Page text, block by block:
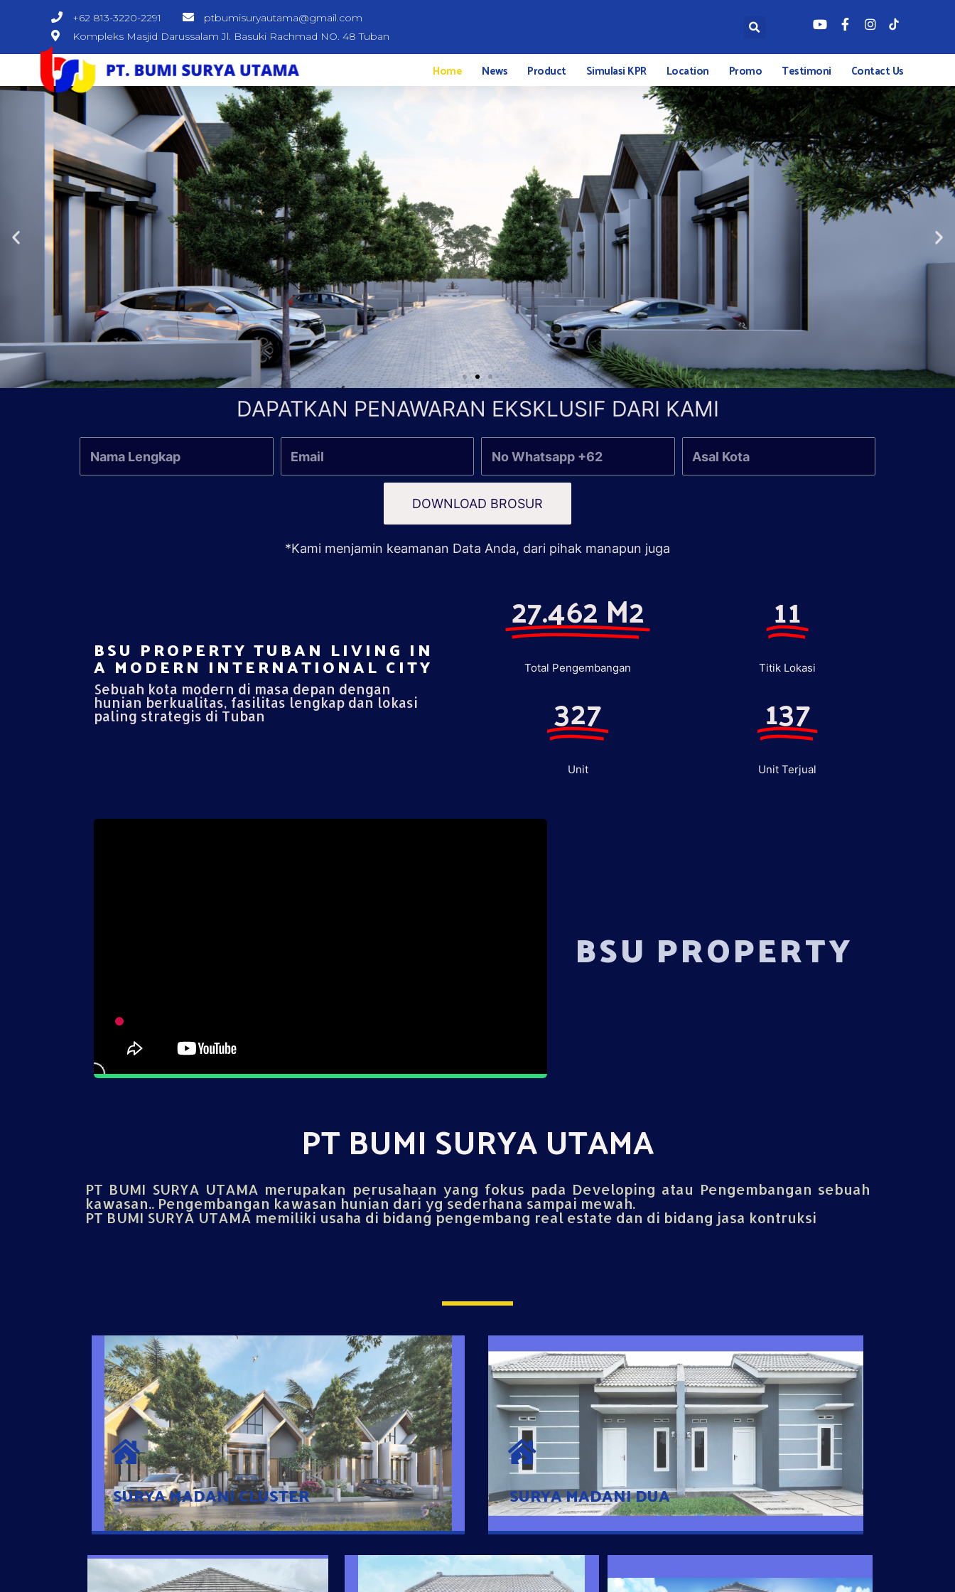
+62 813-3220-2291
ptbumisuryautama@gmail.com
Kompleks Masjid Darussalam Jl. Basuki Rachmad NO. 48 Tuban
Home News Product Simulasi KPR Location Promo Testimoni Contact Us
DAPATKAN PENAWARAN EKSKLUSIF DARI KAMI
DOWNLOAD BROSUR
*Kami menjamin keamanan Data Anda, dari pihak manapun juga
BSU PROPERTY TUBAN LIVING IN
A MODERN INTERNATIONAL CITY​
Sebuah kota modern di masa depan dengan
hunian berkualitas, fasilitas lengkap dan lokasi
paling strategis di Tuban
27.462 M2
Total Pengembangan
327
Unit
11
Titik Lokasi
137
Unit Terjual
BSU PROPERTY
PT BUMI SURYA UTAMA
PT BUMI SURYA UTAMA merupakan perusahaan yang fokus pada Developing atau Pengembangan sebuah
kawasan.. Pengembangan kawasan hunian dari yg sederhana sampai mewah.
PT BUMI SURYA UTAMA memiliki usaha di bidang pengembang real estate dan di bidang jasa kontruksi
SURYA MADANI CLUSTER
SURYA MADANI CLUSTER
Desain Modern Minimalis dengan Konsep Rumah Pintar
Sehingga Memudahkan Penghuni mengakses rumahnya dengan
Ponsel
SURYA MADANI DUA
SURYA MADANI DUA
Satu-satunya Hunian nyaman dengan harga subsidi hanya 100
jutaan dengan lokasi strategis di Tuban